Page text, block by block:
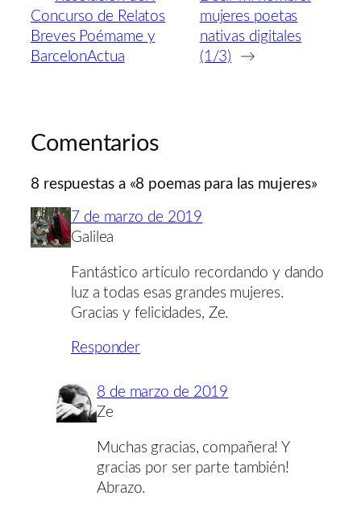
Concurso de Relatos
Breves Poémame y
BarcelonActua
mujeres poetas
nativas digitales
(1/3)
→
Comentarios
8 respuestas a «8 poemas para las mujeres»
7 de marzo de 2019
Galilea
Fantástico artículo recordando y dando
luz a todas esas grandes mujeres.
Gracias y felicidades, Ze.
Responder
8 de marzo de 2019
Ze
Muchas gracias, compañera! Y
gracias por ser parte también!
Abrazo.